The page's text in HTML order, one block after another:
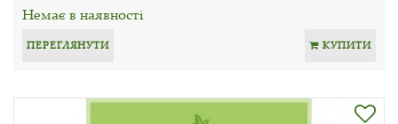
Немає в наявності
ПЕРЕГЛЯНУТИ КУПИТИ